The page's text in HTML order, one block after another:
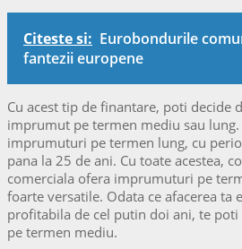
Citeste si: Eurobondurile
fantezii europene
Cu acest tip de finantare, poti decide
imprumut pe termen mediu sau
imprumuturi pe termen lung, cu
pana la 25 de ani. Cu toate acestea,
comerciala ofera imprumuturi pe
foarte versatile. Odata ce afacerea ta
profitabila de cel putin doi ani, te
pe termen mediu.